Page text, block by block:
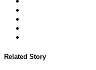
Related Story